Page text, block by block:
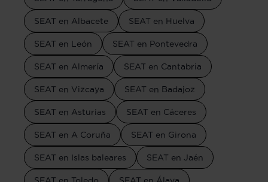
SEAT en Albacete SEAT en Huelva
SEAT en León SEAT en Pontevedra
SEAT en Almería SEAT en Cantabria
SEAT en Vizcaya SEAT en Badajoz
SEAT en Asturias SEAT en Cáceres
SEAT en A Coruña SEAT en Girona
SEAT en Islas baleares SEAT en Jaén
SEAT en Toledo SEAT en Álava